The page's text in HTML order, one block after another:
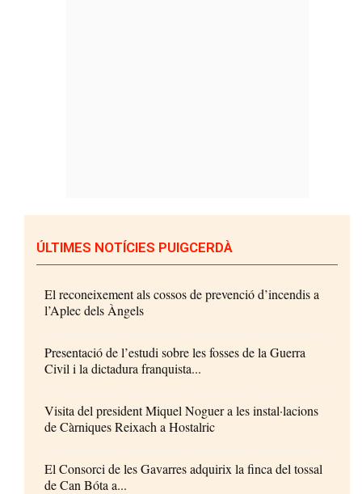
ÚLTIMES NOTÍCIES PUIGCERDÀ
El reconeixement als cossos de prevenció d’incendis a
l’Aplec dels Àngels
Presentació de l’estudi sobre les fosses de la Guerra
Civil i la dictadura franquista...
Visita del president Miquel Noguer a les instal·lacions
de Càrniques Reixach a Hostalric
El Consorci de les Gavarres adquirix la finca del tossal
de Can Bóta a...